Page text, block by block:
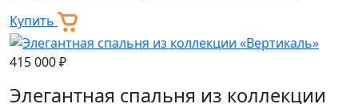
Купить
415 000 ₽
Элегантная спальня из коллекции